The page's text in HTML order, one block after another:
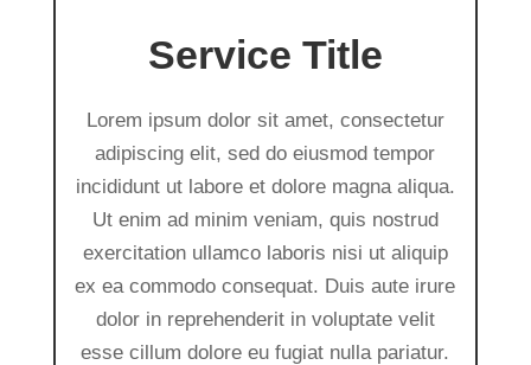
Service Title
Lorem ipsum dolor sit amet, consectetur
adipiscing elit, sed do eiusmod tempor
incididunt ut labore et dolore magna aliqua.
Ut enim ad minim veniam, quis nostrud
exercitation ullamco laboris nisi ut aliquip
ex ea commodo consequat. Duis aute irure
dolor in reprehenderit in voluptate velit
esse cillum dolore eu fugiat nulla pariatur.